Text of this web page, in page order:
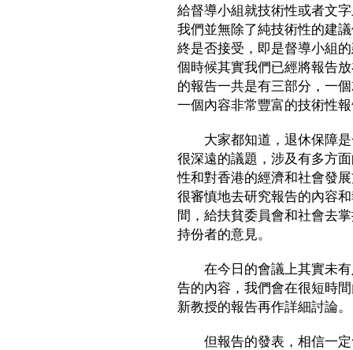
給督導小組就技術性或者文
我們並無除了純技術性的建
終是否接受，即是督導小組
個時候其實我們已經將報告
的報告一共是有三部分，一
一個內容非常豐富的技術性
大家都知道，退休保障是
很深遠的議題，涉及有多方
性和對香港的經濟和社會發
很審慎地去研究報告的內容
間，給扶貧委員會和社會去
持份者的意見。
在今日的會議上其實未有
告的內容，我們會在很短時
新教授的報告再作詳細討論。
但報告的發表，相信一定